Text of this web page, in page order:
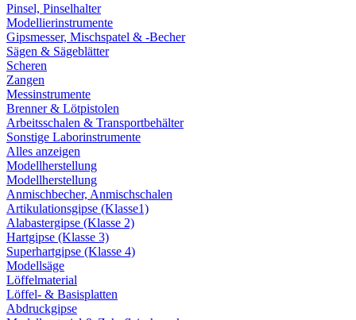
Pinsel, Pinselhalter
Modellierinstrumente
Gipsmesser, Mischspatel & -Becher
Sägen & Sägeblätter
Scheren
Zangen
Messinstrumente
Brenner & Lötpistolen
Arbeitsschalen & Transportbehälter
Sonstige Laborinstrumente
Alles anzeigen
Modellherstellung
Modellherstellung
Anmischbecher, Anmischschalen
Artikulationsgipse (Klasse1)
Alabastergipse (Klasse 2)
Hartgipse (Klasse 3)
Superhartgipse (Klasse 4)
Modellsäge
Löffelmaterial
Löffel- & Basisplatten
Abdruckgipse